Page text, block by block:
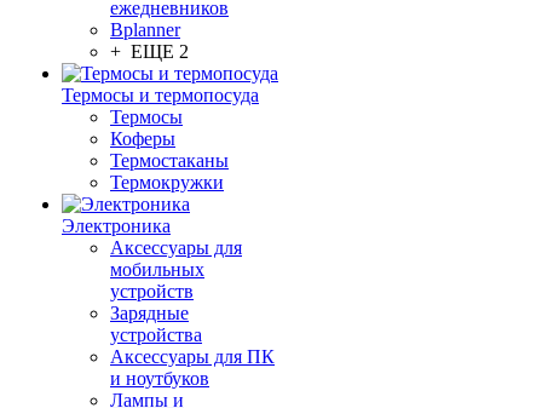
ежедневников
Bplanner
+ ЕЩЕ 2
Термосы и термопосуда
Термосы
Коферы
Термостаканы
Термокружки
Электроника
Аксессуары для
мобильных
устройств
Зарядные
устройства
Аксессуары для ПК
и ноутбуков
Лампы и